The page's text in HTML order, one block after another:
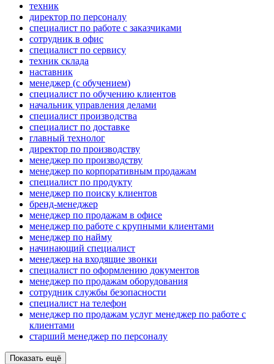
техник
директор по персоналу
специалист по работе с заказчиками
сотрудник в офис
специалист по сервису
техник склада
наставник
менеджер (с обучением)
специалист по обучению клиентов
начальник управления делами
специалист производства
специалист по доставке
главный технолог
директор по производству
менеджер по производству
менеджер по корпоративным продажам
специалист по продукту
менеджер по поиску клиентов
бренд-менеджер
менеджер по продажам в офисе
менеджер по работе с крупными клиентами
менеджер по найму
начинающий специалист
менеджер на входящие звонки
специалист по оформлению документов
менеджер по продажам оборудования
сотрудник службы безопасности
специалист на телефон
менеджер по продажам услуг менеджер по работе с
клиентами
старший менеджер по персоналу
Показать ещё